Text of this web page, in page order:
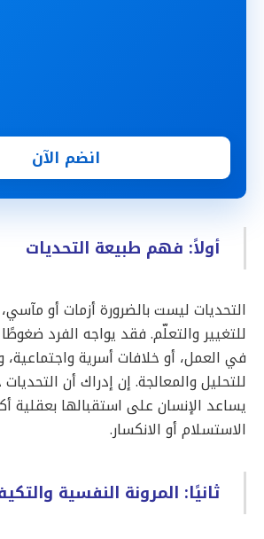
انضم الآن
أولاً: فهم طبيعة التحديات
التحديات ليست بالضرورة أزمات أو
للتغيير والتعلّم. فقد يواجه الفرد
في العمل، أو خلافات أسرية واجتماعية،
للتحليل والمعالجة. إن إدراك أن
يساعد الإنسان على استقبالها بعقلية
الاستسلام أو الانكسار.
ثانيًا: المرونة النفسية